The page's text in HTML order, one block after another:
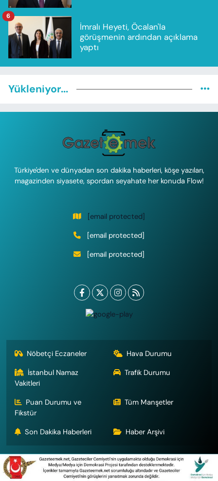
İmralı Heyeti, Öcalan'la
görüşmenin ardından açıklama
yaptı
6
Yükleniyor...
Türkiye'den ve dünyadan son dakika haberleri, köşe yazıları,
magazinden siyasete, spordan seyahate her konuda Flow!
[email protected]
[email protected]
[email protected]
Nöbetçi Eczaneler
Hava Durumu
İstanbul Namaz
Vakitleri
Trafik Durumu
Puan Durumu ve
Fikstür
Tüm Manşetler
Son Dakika Haberleri Haber Arşivi